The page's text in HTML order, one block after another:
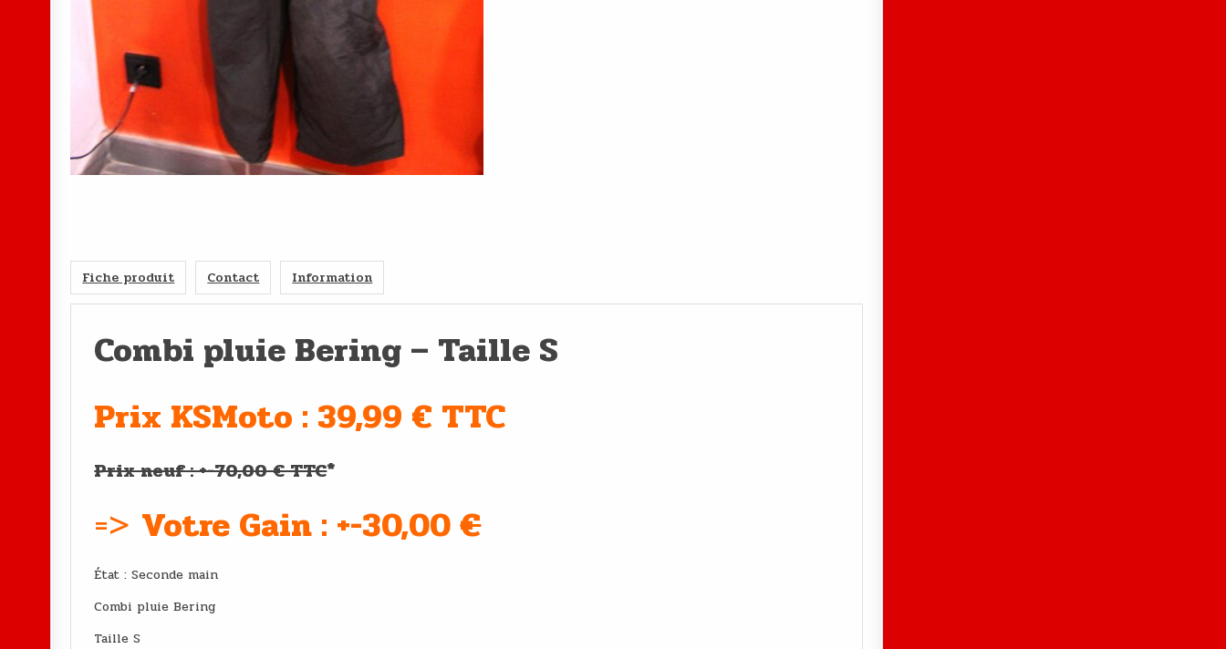
Fiche produit Contact Information
Combi pluie Bering – Taille S
Prix KSMoto : 39,99 € TTC
Prix neuf : +-70,00 € TTC*
=> Votre Gain : +-30,00€
État : Seconde main
Combi pluie Bering
Taille S